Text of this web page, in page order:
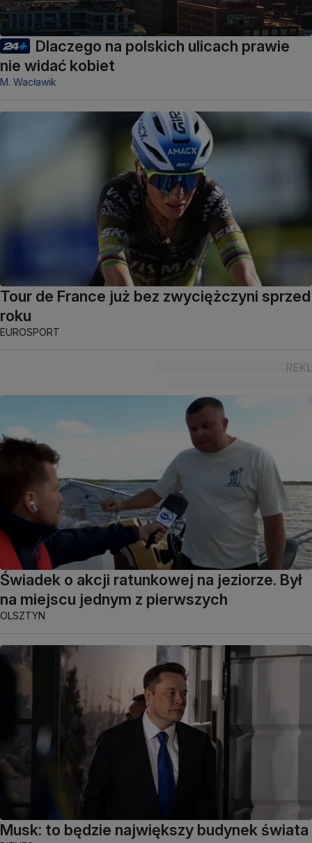
Dlaczego na polskich ulicach prawie
nie widać kobiet
M. Wacławik
Tour de France już bez zwyciężczyni sprzed
roku
EUROSPORT
Świadek o akcji ratunkowej na jeziorze. Był
na miejscu jednym z pierwszych
OLSZTYN
Musk: to będzie największy budynek świata